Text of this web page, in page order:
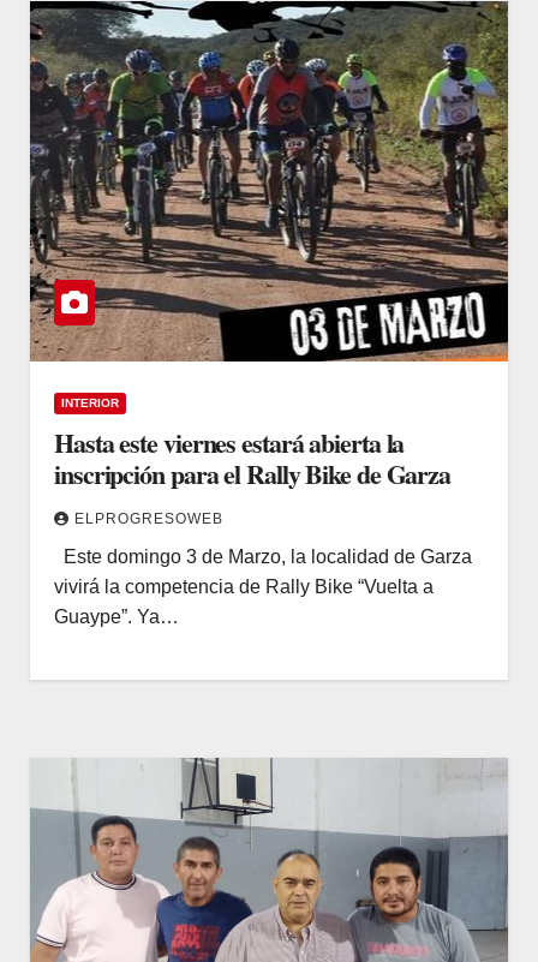
INTERIOR
Hasta este viernes estará abierta la
inscripción para el Rally Bike de Garza
ELPROGRESOWEB
Este domingo 3 de Marzo, la localidad de Garza
vivirá la competencia de Rally Bike “Vuelta a
Guaype”. Ya…